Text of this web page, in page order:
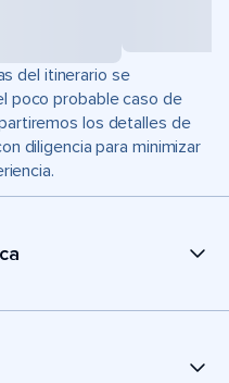
del itinerario se
poco probable caso de
los detalles de
diligencia para minimizar